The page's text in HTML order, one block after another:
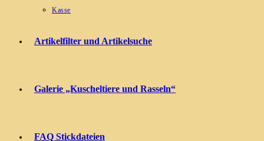
Kasse
Artikelfilter und Artikelsuche
Galerie „Kuscheltiere und Rasseln“
FAQ Stickdateien